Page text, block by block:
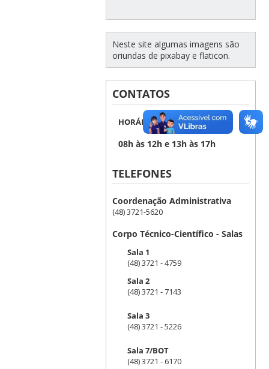
Neste site algumas imagens são
oriundas de pixabay e flaticon.
CONTATOS
HORÁRIO DE ATENDIMENTO
08h às 12h e 13h às 17h
TELEFONES
Coordenação Administrativa
(48) 3721-5620
Corpo Técnico-Científico - Salas
Sala 1
(48) 3721 - 4759
Sala 2
(48) 3721 - 7143
Sala 3
(48) 3721 - 5226
Sala 7/BOT
(48) 3721 - 6170